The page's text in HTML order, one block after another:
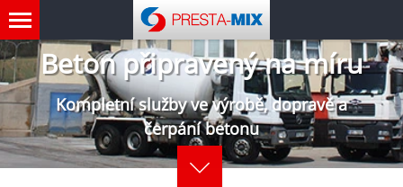
Beton připravený na míru
Kompletní služby ve výrobě, dopravě a
čerpání betonu